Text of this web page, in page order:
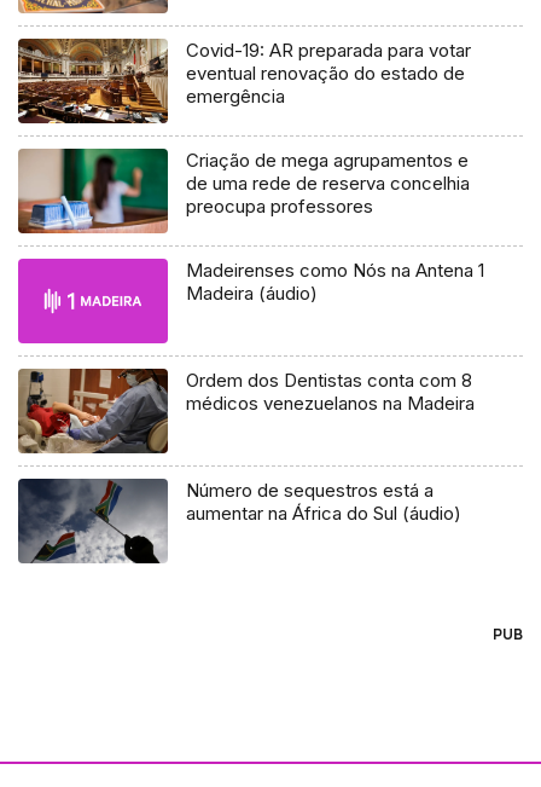
Covid-19: AR preparada para votar
eventual renovação do estado de
emergência
Criação de mega agrupamentos e
de uma rede de reserva concelhia
preocupa professores
Madeirenses como Nós na Antena 1
Madeira (áudio)
Ordem dos Dentistas conta com 8
médicos venezuelanos na Madeira
Número de sequestros está a
aumentar na África do Sul (áudio)
PUB